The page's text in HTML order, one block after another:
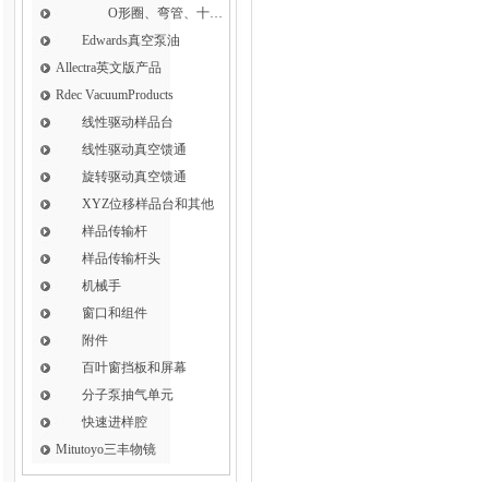
O形圈、弯管、十字件、T形接头和异径接头
Edwards真空泵油
Allectra英文版产品
Rdec VacuumProducts
线性驱动样品台
线性驱动真空馈通
旋转驱动真空馈通
XYZ位移样品台和其他
样品传输杆
样品传输杆头
机械手
窗口和组件
附件
百叶窗挡板和屏幕
分子泵抽气单元
快速进样腔
Mitutoyo三丰物镜